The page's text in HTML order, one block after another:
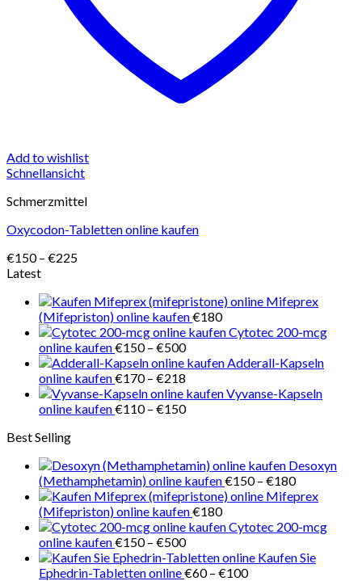
Add to wishlist
Schnellansicht
Schmerzmittel
Oxycodon-Tabletten online kaufen
€150 – €225Preisspanne:
€225
Latest
Mifeprex
(Mifepriston) online kaufen€180
Cytotec 200-mcg
online kaufen€150 – €500Preisspanne:
€150
€500
Adderall-Kapseln
online kaufen€170 – €218
€170
bis
Vyvanse-Kapseln
online kaufen€110 – €150Preisspanne:
Best Selling
Desoxyn
(Methamphetamin) online kaufen€150 – €180
€150
€180
Mifeprex
(Mifepriston) online kaufen€180
Cytotec 200-mcg
online kaufen€150 – €500Preisspanne:
€150
bis
Kaufen Sie
Ephedrin-Tabletten online€60 – €100Preisspanne: